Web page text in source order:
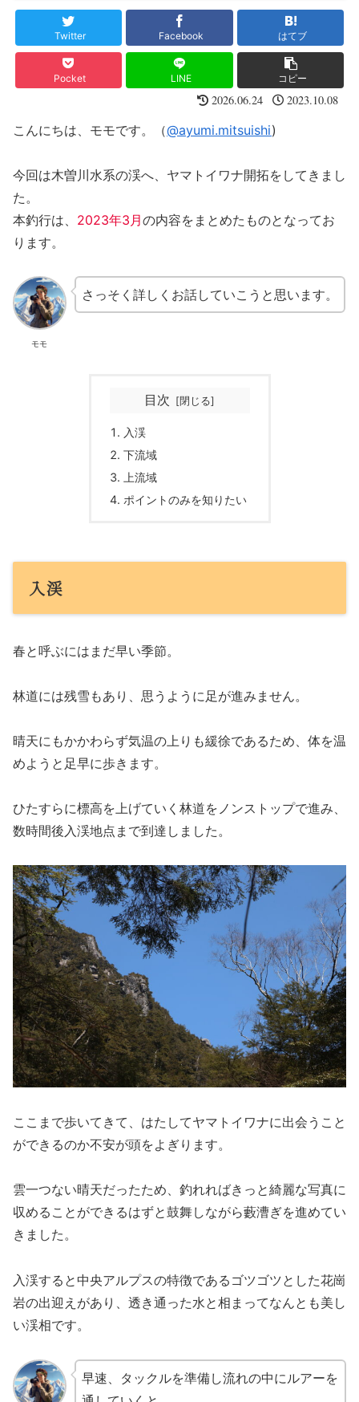
Twitter Facebook はてブ
Pocket LINE コピー
2026.06.24 2023.10.08
こんにちは、モモです。（@ayumi.mitsuishi)
今回は木曽川水系の渓へ、ヤマトイワナ開拓をしてきまし
た。
本釣行は、 2023年3月の内容をまとめたものとなってお
ります。
モモ
さっそく詳しくお話していこうと思います。
目次
入渓
下流域
上流域
ポイントのみを知りたい
入渓
春と呼ぶにはまだ早い季節。
林道には残雪もあり、思うように足が進みません。
晴天にもかかわらず気温の上りも緩徐であるため、体を温
めようと足早に歩きます。
ひたすらに標高を上げていく林道をノンストップで進み、
数時間後入渓地点まで到達しました。
ここまで歩いてきて、はたしてヤマトイワナに出会うこと
ができるのか不安が頭をよぎります。
雲一つない晴天だったため、釣れればきっと綺麗な写真に
収めることができるはずと鼓舞しながら藪漕ぎを進めてい
きました。
入渓すると中央アルプスの特徴であるゴツゴツとした花崗
岩の出迎えがあり、透き通った水と相まってなんとも美し
い渓相です。
早速、タックルを準備し流れの中にルアーを